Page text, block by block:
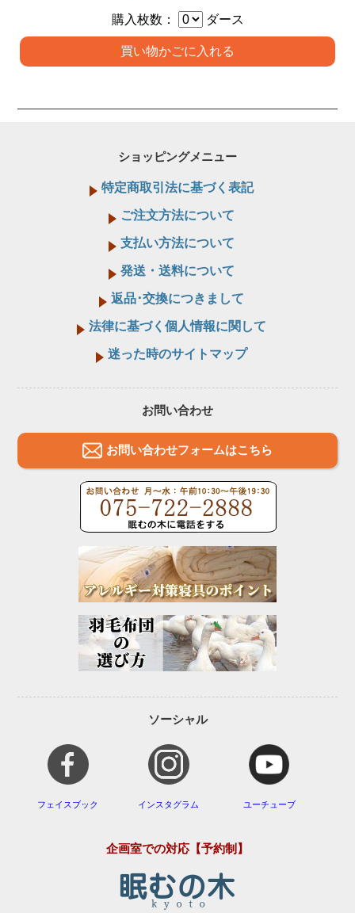
購入枚数： ダース
ショッピングメニュー
特定商取引法に基づく表記
ご注文方法について
支払い方法について
発送・送料について
返品･交換につきまして
法律に基づく個人情報に関して
迷った時のサイトマップ
お問い合わせ
お問い合わせフォームはこちら
ソーシャル
フェイスブック インスタグラム ユーチューブ
企画室での対応【予約制】